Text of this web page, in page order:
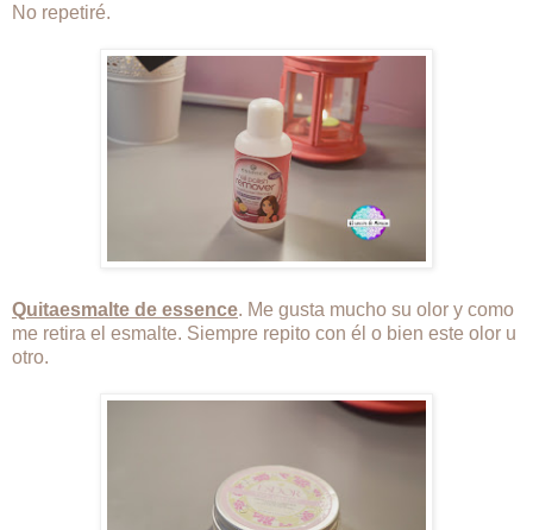
No repetiré.
Quitaesmalte de essence. Me gusta mucho su olor y como
me retira el esmalte. Siempre repito con él o bien este olor u
otro.